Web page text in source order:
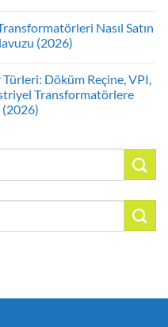
Nasıl Satın
(2026)
Döküm Reçine, VPI,
Transformatörlere
(2026)